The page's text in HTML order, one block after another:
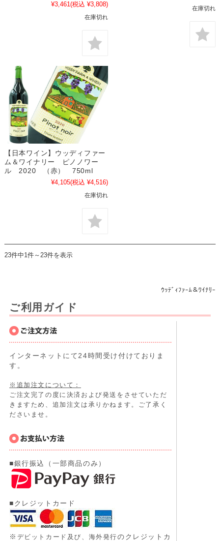
¥3,461(税込 ¥3,808)
在庫切れ
在庫切れ
【日本ワイン】ウッディファー
ム＆ワイナリー ピノノワー
ル 2020 （赤） 750ml
¥4,105(税込 ¥4,516)
在庫切れ
23件中1件～23件を表示
ｳｯﾃﾞｨﾌｧｰﾑ＆ﾜｲﾅﾘｰ
ご利用ガイド
インターネットにて24時間受け付けておりま
す。
※追加注文について：
ご注文完了の度に決済および発送をさせていただ
きますため、追加注文は承りかねます。ご了承く
ださいませ。
■銀行振込（一部商品のみ）
■クレジットカード
※ デビットカード及び、 海外発行のクレジットカ